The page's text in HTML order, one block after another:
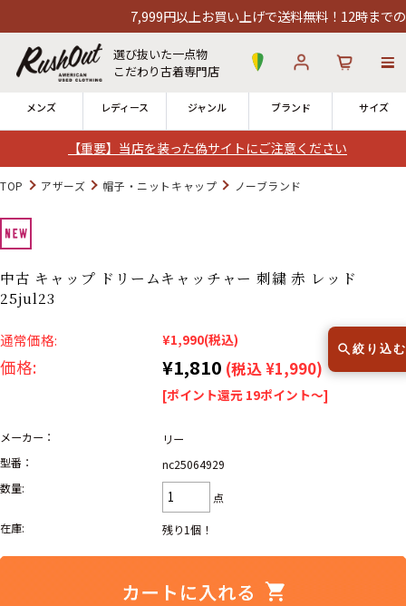
【重要】当店を装った偽サイトにご注意ください
7,999円以上お買い上げで送料無料！12時までのご注文
選び抜いた一点物
こだわり古着専門店
メンズ レディース ジャンル ブランド サイズ
ログイン
発送について
Search by Hotword 今週のHOTワード（7/29〜8/4）
映画
Search by Brandブランドから探す
TOP アザーズ 帽子・ニットキャップ ノーブランド
中古 キャップ ドリームキャッチャー 刺繍 赤 レッド
25jul23
通常価格: ¥1,990(税込)
価格: ¥1,810 (税込 ¥1,990)
[ポイント還元 19ポイント～]
メーカー：
リー
型番：
nc25064929
数量:
点
在庫:
残り1個！
絞り込む